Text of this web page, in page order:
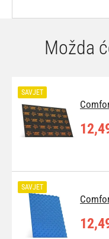
Možda
SAVJET
SAVJET